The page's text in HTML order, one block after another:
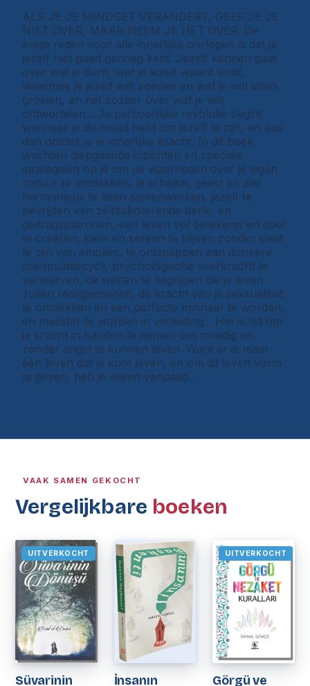
ALS JE JE MINDSET VERANDERT, GEEF JE JE
NIET OVER, MAAR NEEM JE HET OVER. De
enige reden voor alle innerlijke oorlogen is dat je
jezelf niet goed genoeg kent. Jezelf kennen gaat
over wat je durft, wat je jezelf waard vindt,
waarmee je jezelf wilt voeden en wat je wilt laten
groeien, en net zozeer over wat je wilt
ontwortelen... Je persoonlijke revolutie begint
wanneer je de moed hebt om jezelf te zijn, en pas
dan ontdek je je innerlijke kracht. In dit boek
wachten diepgaande inzichten en speciale
strategieën op je om de waarheden over je eigen
natuur te ontdekken, je lichaam, geest en ziel
harmonieus te laten samenwerken, jezelf te
bevrijden van zelfsaboterende denk- en
gedragspatronen, een leven vol betekenis en doel
te creëren, kalm en sereen te blijven zonder slaaf
te zijn van emoties, te ontsnappen aan donkere
manipulatiecycli, psychologische veerkracht te
verwerven, de wetten te begrijpen die je leven
zullen reorganiseren, de kracht van je seksualiteit
te ontdekken en een perfecte minnaar te worden,
en meester te worden in verleiding... Het is tijd om
je kracht in handen te nemen om moedig en
zonder angst te kunnen leven. Want er is maar
één leven dat je kunt leven, en om dit leven vorm
te geven, heb je alleen vandaag...
VAAK SAMEN GEKOCHT
Vergelijkbare boeken
UITVERKOCHT
Süvarinin
İnsanın
UITVERKOCHT
Görgü ve